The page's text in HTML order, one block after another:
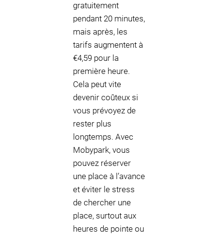
gratuitement
pendant 20 minutes,
mais après, les
tarifs augmentent à
€4,59 pour la
première heure.
Cela peut vite
devenir coûteux si
vous prévoyez de
rester plus
longtemps. Avec
Mobypark, vous
pouvez réserver
une place à l’avance
et éviter le stress
de chercher une
place, surtout aux
heures de pointe ou